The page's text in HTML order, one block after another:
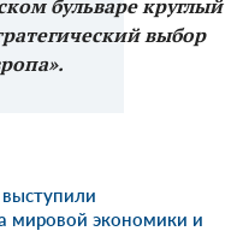
бульваре круглый
выбор
мировой экономики и